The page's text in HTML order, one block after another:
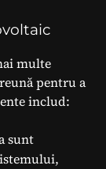
multe
pentru a
includ:
sunt